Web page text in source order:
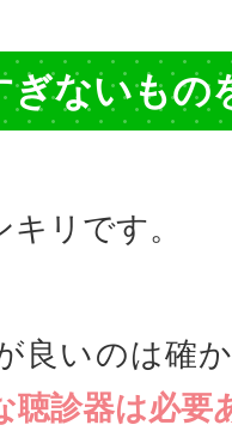
ぎないもの
リです。
良いのは確
聴診器は必要